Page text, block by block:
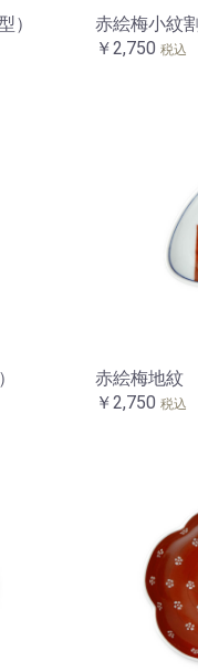
）
赤絵梅小紋
￥2,750 税込
赤絵梅地紋
￥2,750 税込